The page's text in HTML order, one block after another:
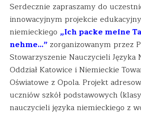
Serdecznie zapraszamy do
innowacyjnym projekcie
niemieckiego „Ich packe meine
nehme…” zorganizowanym przez
Stowarzyszenie Nauczycieli Języka
Oddział Katowice i Niemieckie
Oświatowe z Opola. Projekt
uczniów szkół podstawowych
nauczycieli języka niemieckiego z